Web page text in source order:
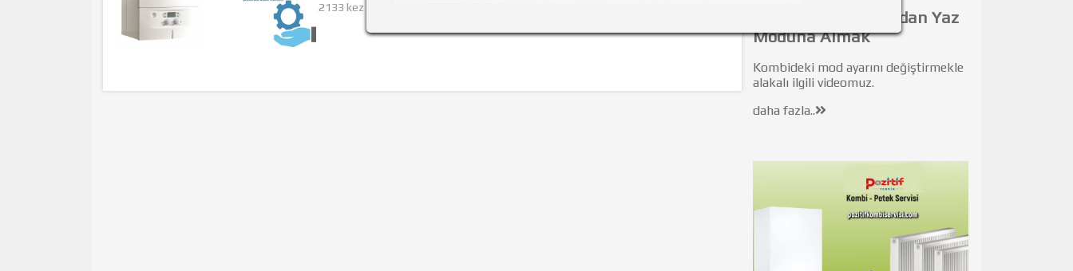
2133 kez okundu
fazla...
Kombiyi Kış Modundan Yaz
Moduna Almak
Kombideki mod ayarını değiştirmekle
alakalı ilgili videomuz.
daha fazla..